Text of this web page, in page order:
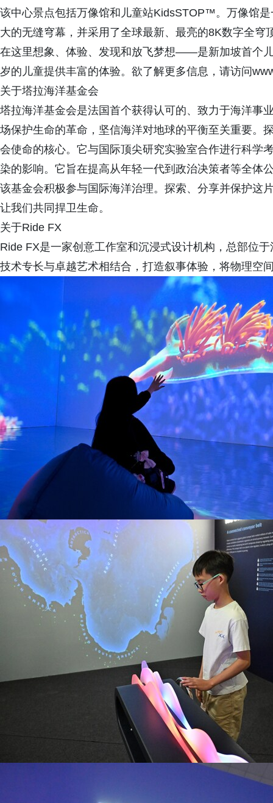
该中心景点包括万像馆和儿童站KidsSTOP™。万像馆
大的无缝穹幕，并采用了全球最新、最亮的8K数字全
在这里想象、体验、发现和放飞梦想——是新加坡首个
岁的儿童提供丰富的体验。欲了解更多信息，请访问
关于塔拉海洋基金会
塔拉海洋基金会是法国首个获得认可的、致力于海洋事
场保护生命的革命，坚信海洋对地球的平衡至关重要。
会使命的核心。它与国际顶尖研究实验室合作进行科学
染的影响。它旨在提高从年轻一代到政治决策者等全体
该基金会积极参与国际海洋治理。探索、分享并保护这
让我们共同捍卫生命。
关于Ride FX
Ride FX是一家创意工作室和沉浸式设计机构，总部位
技术专长与卓越艺术相结合，打造叙事体验，将物理空